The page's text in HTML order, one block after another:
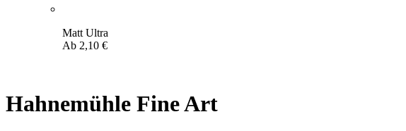
Matt Ultra
Ab 2,10 €
Hahnemühle Fine Art